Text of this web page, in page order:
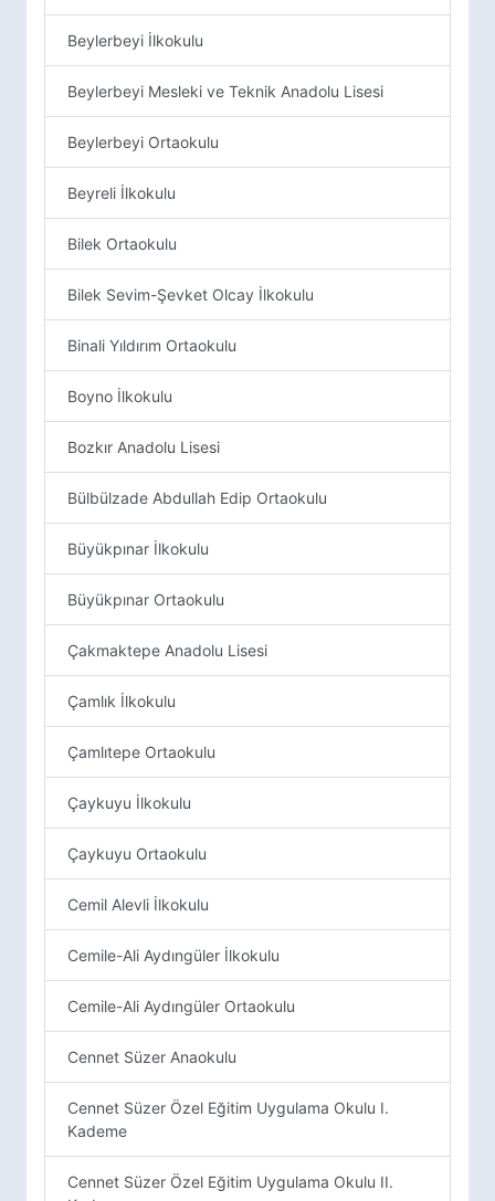
Beylerbeyi İlkokulu
Beylerbeyi Mesleki ve Teknik Anadolu Lisesi
Beylerbeyi Ortaokulu
Beyreli İlkokulu
Bilek Ortaokulu
Bilek Sevim-Şevket Olcay İlkokulu
Binali Yıldırım Ortaokulu
Boyno İlkokulu
Bozkır Anadolu Lisesi
Bülbülzade Abdullah Edip Ortaokulu
Büyükpınar İlkokulu
Büyükpınar Ortaokulu
Çakmaktepe Anadolu Lisesi
Çamlık İlkokulu
Çamlıtepe Ortaokulu
Çaykuyu İlkokulu
Çaykuyu Ortaokulu
Cemil Alevli İlkokulu
Cemile-Ali Aydıngüler İlkokulu
Cemile-Ali Aydıngüler Ortaokulu
Cennet Süzer Anaokulu
Cennet Süzer Özel Eğitim Uygulama Okulu I.
Kademe
Cennet Süzer Özel Eğitim Uygulama Okulu II.